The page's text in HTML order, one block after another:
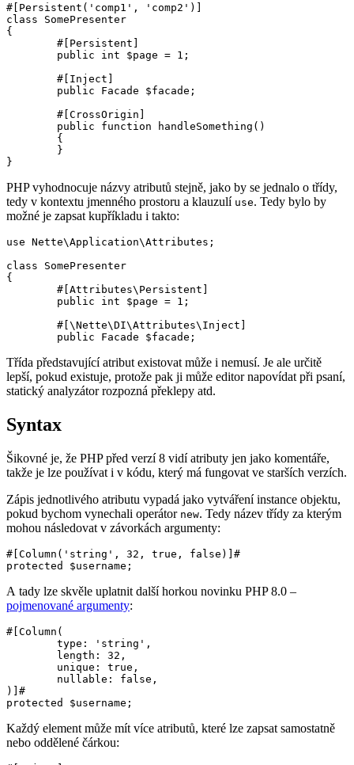
#[Persistent('comp1', 'comp2')]
class SomePresenter
{
PHP vyhodnocuje názvy atributů stejně, jako by se jednalo o třídy,
tedy v kontextu jmenného prostoru a klauzulí use. Tedy bylo by
možné je zapsat kupříkladu i takto:
use Nette\Application\Attributes;
class SomePresenter
{
Třída představující atribut existovat může i nemusí. Je ale určitě
lepší, pokud existuje, protože pak ji může editor napovídat při psaní,
statický analyzátor rozpozná překlepy atd.
Syntax
Šikovné je, že PHP před verzí 8 vidí atributy jen jako komentáře,
takže je lze používat i v kódu, který má fungovat ve starších verzích.
Zápis jednotlivého atributu vypadá jako vytváření instance objektu,
pokud bychom vynechali operátor new. Tedy název třídy za kterým
mohou následovat v závorkách argumenty:
#[Column('string', 32, true, false)]#
A tady lze skvěle uplatnit další horkou novinku PHP 8.0 –
pojmenované argumenty:
#[Column(
)]#
Každý element může mít více atributů, které lze zapsat samostatně
nebo oddělené čárkou: